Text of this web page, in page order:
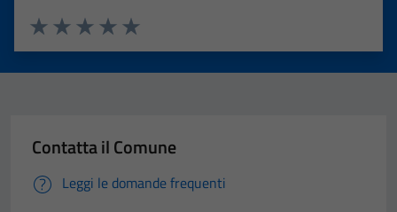
Valuta 5 stelle su 5
Valuta 4 stelle su 5
Valuta 3 stelle su 5
Valuta 2 stelle su 5
Valuta 1 stelle su 5
Contatta il Comune
Leggi le domande frequenti